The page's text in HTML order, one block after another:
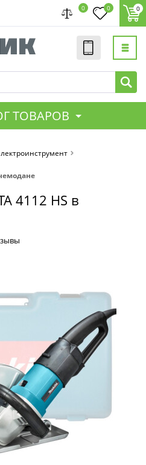
0 0 0
ТОВАРОВ
4112 HS в